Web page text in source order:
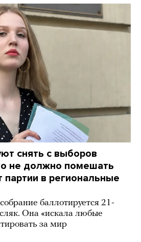
снять с выборов
не должно помешать
партии в региональные
баллотируется 21-
Она «искала любые
за мир